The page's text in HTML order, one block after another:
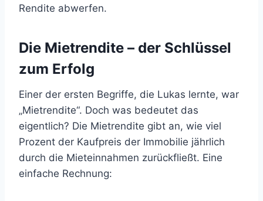
Rendite abwerfen.
Die Mietrendite – der Schlüssel
zum Erfolg
Einer der ersten Begriffe, die Lukas lernte, war
„Mietrendite“. Doch was bedeutet das
eigentlich? Die Mietrendite gibt an, wie viel
Prozent der Kaufpreis der Immobilie jährlich
durch die Mieteinnahmen zurückfließt. Eine
einfache Rechnung: